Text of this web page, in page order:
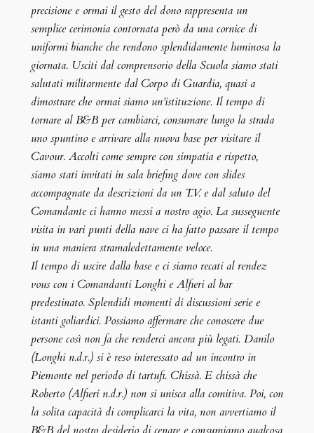
precisione e ormai il gesto del dono rappresenta un
semplice cerimonia contornata però da una cornice di
uniformi bianche che rendono splendidamente luminosa la
giornata. Usciti dal comprensorio della Scuola siamo stati
salutati militarmente dal Corpo di Guardia, quasi a
dimostrare che ormai siamo un’istituzione. Il tempo di
tornare al B&B per cambiarci, consumare lungo la strada
uno spuntino e arrivare alla nuova base per visitare il
Cavour. Accolti come sempre con simpatia e rispetto,
siamo stati invitati in sala briefing dove con slides
accompagnate da descrizioni da un T.V. e dal saluto del
Comandante ci hanno messi a nostro agio. La susseguente
visita in vari punti della nave ci ha fatto passare il tempo
in una maniera stramaledettamente veloce.
Il tempo di uscire dalla base e ci siamo recati al rendez
vous con i Comandanti Longhi e Alfieri al bar
predestinato. Splendidi momenti di discussioni serie e
istanti goliardici. Possiamo affermare che conoscere due
persone così non fa che renderci ancora più legati. Danilo
(Longhi n.d.r.) si è reso interessato ad un incontro in
Piemonte nel periodo di tartufi. Chissà. E chissà che
Roberto (Alfieri n.d.r.) non si unisca alla comitiva. Poi, con
la solita capacità di complicarci la vita, non avvertiamo il